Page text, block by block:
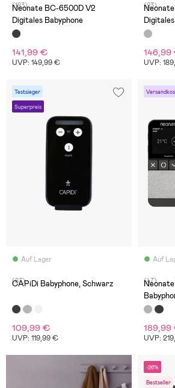
(183)
Neonate BC-6500D V2
Digitales Babyphone
141,99 €
UVP: 149,99 €
(23)
UVP:
Testsieger
Superpreis
Auf Lager
(87)
CAPiDi Babyphone, Schwarz
109,99 €
UVP: 119,99 €
Auf
(47)
UVP:
-26%
Bestseller